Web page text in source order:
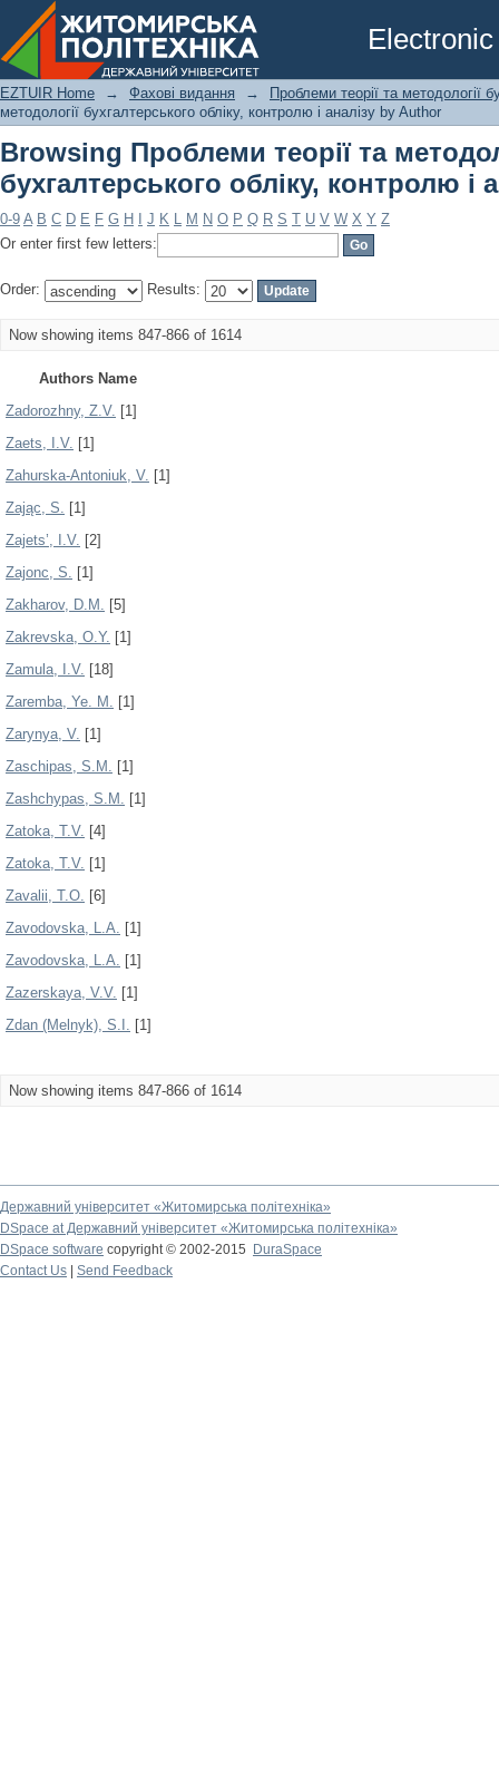
Browsing Проблеми теорії та
аналізу by Author
EZTUIR Home → Фахові видання →
Проблеми теорії та методології
методології бухгалтерського обліку, контролю і аналізу by Author
Browsing Проблеми теорії та
бухгалтерського обліку, контролю і
0-9 A B C D E F G H J K L M N O P Q R S T U V W X Y Z
Or enter first few letters:
Order: Results:
Now showing items 847-866 of 1614
Authors Name
Zadorozhny, Z.V. [1]
Zaets, I.V. [1]
Zahurska-Antoniuk, V. [1]
Zając, S. [1]
Zajets’, I.V. [2]
Zajonc, S. [1]
Zakharov, D.M. [5]
Zakrevska, О.Y. [1]
Zamula, I.V. [18]
Zaremba, Ye. M. [1]
Zarynya, V. [1]
Zaschipas, S.M. [1]
Zashchypas, S.M. [1]
Zatoka, T.V. [4]
Zatoka, Т.V. [1]
Zavalii, T.O. [6]
Zavodovska, L.A. [1]
Zavodovskа, L.A. [1]
Zazerskaya, V.V. [1]
Zdan (Melnyk), S.I. [1]
Now showing items 847-866 of 1614
Державний університет «Житомирська політехніка»
DSpace at Державний університет «Житомирська політехніка»
DSpace software copyright © 2002-2015
DuraSpace
Contact Us
Send Feedback